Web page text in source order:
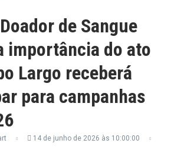
de Sangue
importância do ato
Largo receberá
para campanhas
14 de junho de 2026 às 10:00:00